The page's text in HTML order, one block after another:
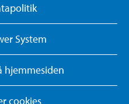
System
hjemmesiden
cookies